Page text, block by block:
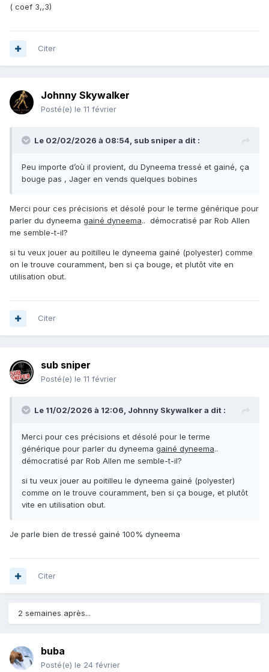
( coef 3,,3)
Citer
Johnny Skywalker
Posté(e) le 11 février
Le 02/02/2026 à 08:54, sub snipera dit :
Peu importe d’où il provient, du Dyneema tressé et gainé, ça
bouge pas , Jager en vends quelques bobines
Merci pour ces précisions et désolé pour le terme générique pour
parler du dyneema gainé dyneema.. démocratisé par Rob Allen
me semble-t-il?
si tu veux jouer au poitilleu le dyneema gainé (polyester) comme
on le trouve couramment, ben si ça bouge, et plutôt vite en
utilisation obut.
Citer
sub sniper
Posté(e) le 11 février
Le 11/02/2026 à 12:06, Johnny Skywalkera dit :
Merci pour ces précisions et désolé pour le terme
générique pour parler du dyneema gainé dyneema..
démocratisé par Rob Allen me semble-t-il?
si tu veux jouer au poitilleu le dyneema gainé (polyester)
comme on le trouve couramment, ben si ça bouge, et plutôt
vite en utilisation obut.
Je parle bien de tressé gainé 100% dyneema
Citer
2 semaines après...
buba
Posté(e) le 24 février